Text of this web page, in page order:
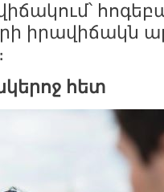
իրավիճակն
հետ